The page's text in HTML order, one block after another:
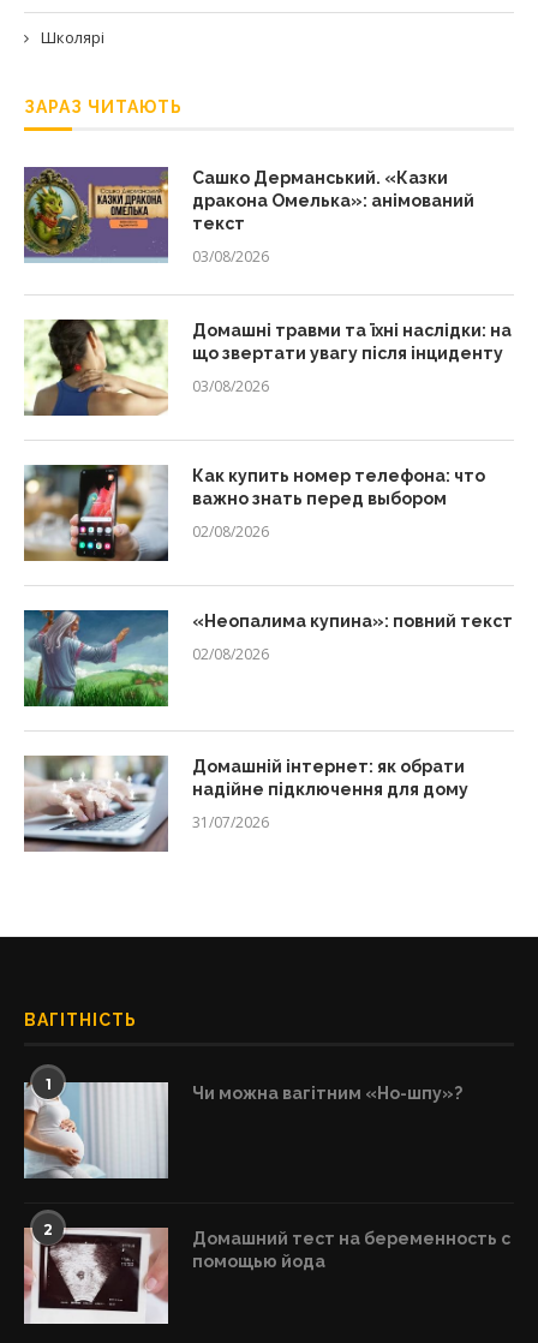
Школярі
ЗАРАЗ ЧИТАЮТЬ
Сашко Дерманський. «Казки
дракона Омелька»: анімований
текст
03/08/2026
Домашні травми та їхні наслідки: на
що звертати увагу після інциденту
03/08/2026
Как купить номер телефона: что
важно знать перед выбором
02/08/2026
«Неопалима купина»: повний текст
02/08/2026
Домашній інтернет: як обрати
надійне підключення для дому
31/07/2026
ВАГІТНІСТЬ
1 Чи можна вагітним «Но-шпу»?
2
Домашний тест на беременность с
помощью йода